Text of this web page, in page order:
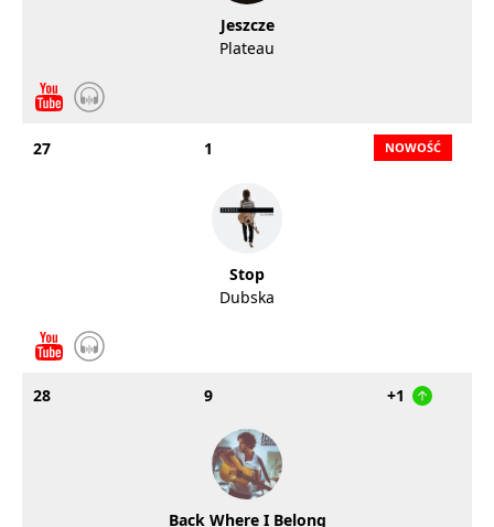
Jeszcze
Plateau
27 1
Stop
Dubska
28 9 +1
Back Where I Belong